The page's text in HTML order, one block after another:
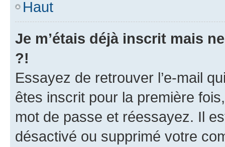
Haut
Je m’étais déjà inscrit mais
?!
Essayez de retrouver l’e-mail
êtes inscrit pour la première
mot de passe et réessayez. Il
désactivé ou supprimé votre